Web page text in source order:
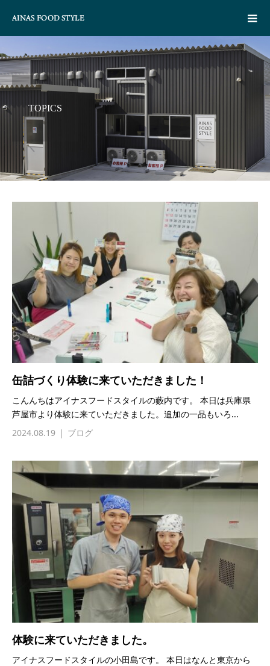
TOPICS
缶詰づくり体験に来ていただきました！
こんんちはアイナスフードスタイルの藪内です。 本日は兵庫県
芦屋市より体験に来ていただきました。追加の一品もいろ...
2024.08.19
ブログ
体験に来ていただきました。
アイナスフードスタイルの小田島です。 本日はなんと東京から